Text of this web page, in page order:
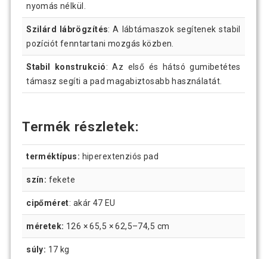
nyomás nélkül.
Szilárd lábrögzítés: A lábtámaszok segítenek stabil
pozíciót fenntartani mozgás közben.
Stabil konstrukció: Az első és hátsó gumibetétes
támasz segíti a pad magabiztosabb használatát.
Termék részletek:
terméktípus: hiperextenziós pad
szín: fekete
cipőméret: akár 47 EU
méretek: 126 × 65,5 × 62,5–74,5 cm
súly: 17 kg